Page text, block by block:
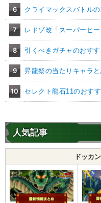
6 クライマックスバトル
7 レドゾ改「スーパーヒー
8 引くべきガチャのおす
9 昇龍祭の当たりキャラと
10 セレクト龍石11のおす
人気記事
ドッカ